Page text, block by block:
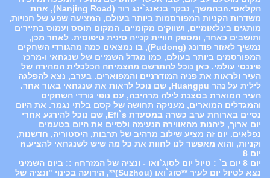
הקלאסי.nבהמשך, נבקר בנאנג`ינג רוד (Nanjing Road), אחת
משדרות הקניות המפורסמות ביותר בעולם, המציעה שפע של חנויות,
מותגים בינלאומיים, ושווקים מקומיים. המקום תוסס ועמוס בתיירים
ותושבים כאחד, ומספק חוויית קנייה סינית טיפוסית. לאחר מכן,
נמשיך לאזור פודונג (Pudong), בו נמצאים כמה מהגורדי השחקים
המפורסמים ביותר בעולם, כמו מגדל השמיים של שנגחאי ו-מרכז
פיננסי עולמי. כאן נוכל להתרשם מהצמיחה הכלכלית המהירה של
העיר ולראות את פניה המודרניים והמפוארים. בערב, נצא להפלגה
לילית על נהר Huangpu, שם נוכל לראות את שנגחאי באור אחר.
העיר המוארת בסצנת לילה מרהיבה, עם נופי גורדי השחקים
והמגדלים המוארים, מעניקה תחושה של קסם בלתי נגמר. את היום
נסיים בארוחת ערב כשרה במסעדת Efi`s, שם נוכל להירגע אחרי
יום ארוך, ליהנות מהאווירה הנעימה ולסיים את היום בטעמים
נפלאים. יום זה מציע שילוב מרהיב של תרבות, היסטוריה, חדשנות,
וקניות, והוא מאפשר לנו לחוות את כל מה שיש לשנגחאי להציע.n
יום 8
יום 8 יום ב` : טיול יום לסוג`ואו - ונציה של המזרחn :: ביום השמיני
נצא לטיול יום לעיר **סוג`ואו (Suzhou)**, הידועה בכינוי "ונציה של